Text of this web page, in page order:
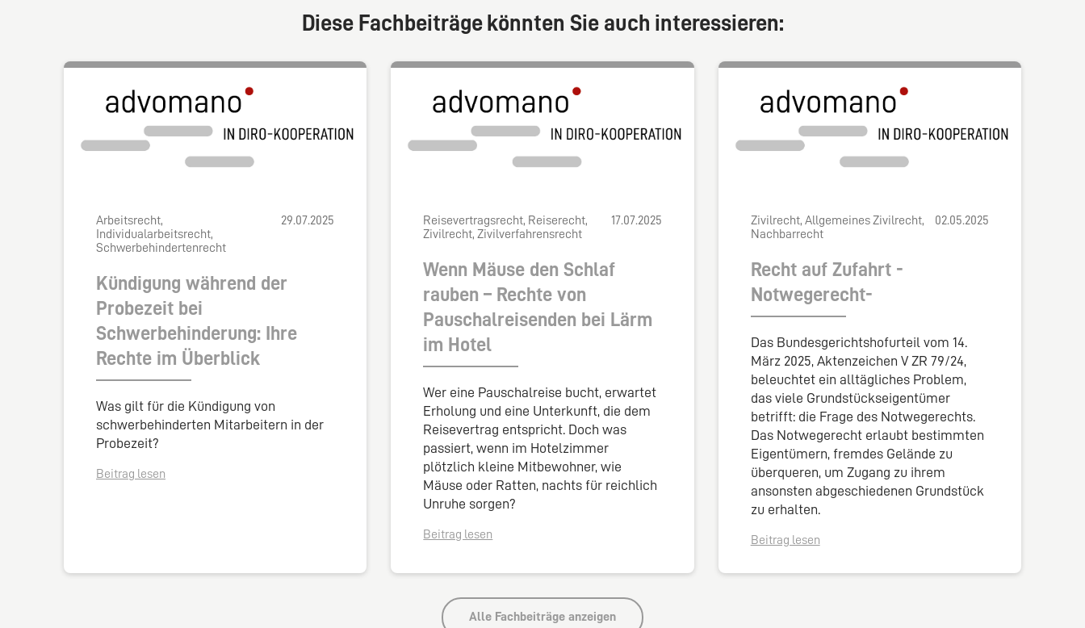
Diese Fachbeiträge könnten Sie auch interessieren:
Arbeitsrecht,
Individualarbeitsrecht,
Schwerbehindertenrecht
29.07.2025
Kündigung während der
Probezeit bei
Schwerbehinderung: Ihre
Rechte im Überblick
Was gilt für die Kündigung von
schwerbehinderten Mitarbeitern in der
Probezeit?
Beitrag lesen
Reisevertragsrecht, Reiserecht,
Zivilrecht, Zivilverfahrensrecht
17.07.2025
Wenn Mäuse den Schlaf
rauben – Rechte von
Pauschalreisenden bei Lärm
im Hotel
Wer eine Pauschalreise bucht, erwartet
Erholung und eine Unterkunft, die dem
Reisevertrag entspricht. Doch was
passiert, wenn im Hotelzimmer
plötzlich kleine Mitbewohner, wie
Mäuse oder Ratten, nachts für reichlich
Unruhe sorgen?
Beitrag lesen
Zivilrecht, Allgemeines Zivilrecht,
Nachbarrecht
02.05.2025
Recht auf Zufahrt -
Notwegerecht-
Das Bundesgerichtshofurteil vom 14.
März 2025, Aktenzeichen V ZR 79/24,
beleuchtet ein alltägliches Problem,
das viele Grundstückseigentümer
betrifft: die Frage des Notwegerechts.
Das Notwegerecht erlaubt bestimmten
Eigentümern, fremdes Gelände zu
überqueren, um Zugang zu ihrem
ansonsten abgeschiedenen Grundstück
zu erhalten.
Beitrag lesen
Alle Fachbeiträge anzeigen